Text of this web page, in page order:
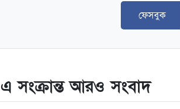
ফেসবুক
এ সংক্রান্ত আরও সংবাদ